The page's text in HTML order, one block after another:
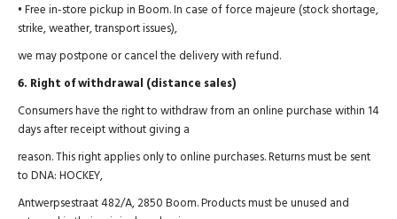
• Free in-store pickup in Boom. In case of force majeure (stock shortage,
strike, weather, transport issues),
we may postpone or cancel the delivery with refund.
6. Right of withdrawal (distance sales)
Consumers have the right to withdraw from an online purchase within 14
days after receipt without giving a
reason. This right applies only to online purchases. Returns must be sent
to DNA: HOCKEY,
Antwerpsestraat 482/A, 2850 Boom. Products must be unused and